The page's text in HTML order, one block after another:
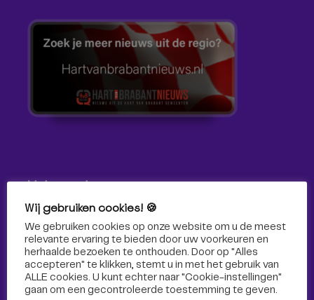
Volg ons!
Volg Omroep Tilburg niet alleen hier, maar ook via social
media!
Wij gebruiken cookies! 🍪
We gebruiken cookies op onze website om u de meest
relevante ervaring te bieden door uw voorkeuren en
herhaalde bezoeken te onthouden. Door op "Alles
accepteren" te klikken, stemt u in met het gebruik van
ALLE cookies. U kunt echter naar "Cookie-instellingen"
gaan om een ​​gecontroleerde toestemming te geven.